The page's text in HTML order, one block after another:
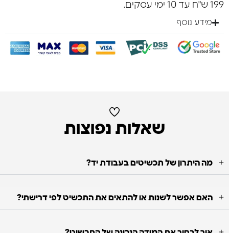
199 ש"ח עד 10 ימי עסקים.
מידע נוסף
שאלות נפוצות
מה היתרון של תכשיטים בעבודת יד?
האם אפשר לשנות או להתאים את התכשיט לפי דרישתי?